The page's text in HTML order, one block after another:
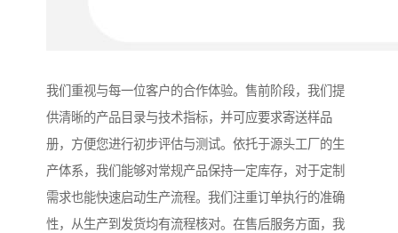
我们重视与每一位客户的合作体验。售前阶段，我们提
供清晰的产品目录与技术指标，并可应要求寄送样品
册，方便您进行初步评估与测试。依托于源头工厂的生
产体系，我们能够对常规产品保持一定库存，对于定制
需求也能快速启动生产流程。我们注重订单执行的准确
性，从生产到发货均有流程核对。在售后服务方面，我